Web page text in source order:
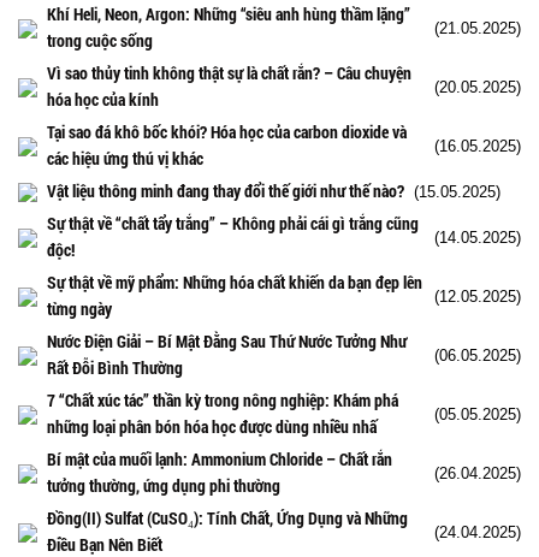
Khí Heli, Neon, Argon: Những “siêu anh hùng thầm lặng”
trong cuộc sống
(21.05.2025)
Vì sao thủy tinh không thật sự là chất rắn? – Câu chuyện
hóa học của kính
(20.05.2025)
Tại sao đá khô bốc khói? Hóa học của carbon dioxide và
các hiệu ứng thú vị khác
(16.05.2025)
Vật liệu thông minh đang thay đổi thế giới như thế nào? (15.05.2025)
Sự thật về “chất tẩy trắng” – Không phải cái gì trắng cũng
độc!
(14.05.2025)
Sự thật về mỹ phẩm: Những hóa chất khiến da bạn đẹp lên
từng ngày
(12.05.2025)
Nước Điện Giải – Bí Mật Đằng Sau Thứ Nước Tưởng Như
Rất Đỗi Bình Thường
(06.05.2025)
7 “Chất xúc tác” thần kỳ trong nông nghiệp: Khám phá
những loại phân bón hóa học được dùng nhiều nhấ
(05.05.2025)
Bí mật của muối lạnh: Ammonium Chloride – Chất rắn
tưởng thường, ứng dụng phi thường
(26.04.2025)
Đồng(II) Sulfat (CuSO₄): Tính Chất, Ứng Dụng và Những
Điều Bạn Nên Biết
(24.04.2025)